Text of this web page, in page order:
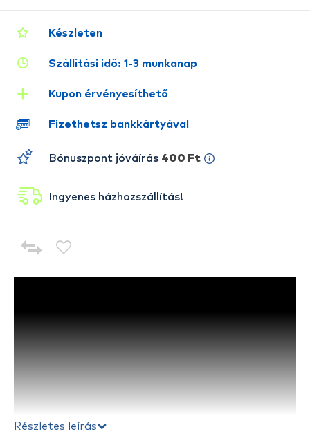
Részletes leírás
Készleten
Szállítási idő: 1-3 munkanap
Kupon érvényesíthető
Fizethetsz bankkártyával
Bónuszpont jóváírás 400 Ft
Ingyenes házhozszállítás!